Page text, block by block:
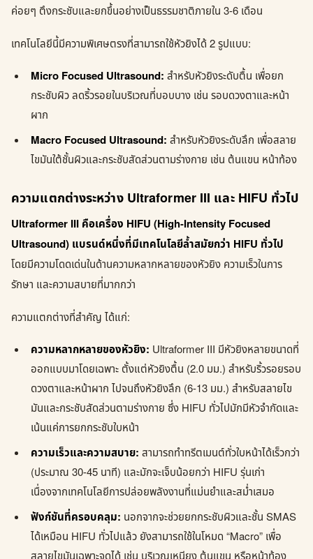
ค่อยๆ ตึงกระชับและยกขึ้นอย่างเป็นธรรมชาติภายใน 3-6 เดือน
เทคโนโลยีนี้มีความพิเศษตรงที่สามารถใช้หัวยิงได้ 2 รูปแบบ:
Micro Focused Ultrasound: สำหรับหัวยิงระดับตื้น เพื่อยก
กระชับผิว ลดริ้วรอยในบริเวณที่บอบบาง เช่น รอบดวงตาและหน้า
ผาก
Macro Focused Ultrasound: สำหรับหัวยิงระดับลึก เพื่อสลาย
ไขมันใต้ชั้นผิวและกระชับสัดส่วนตามร่างกาย เช่น ต้นแขน หน้าท้อง
ความแตกต่างระหว่าง Ultraformer III และ HIFU ทั่วไป
Ultraformer III คือเครื่อง HIFU (High-Intensity Focused
Ultrasound) แบรนด์หนึ่งที่มีเทคโนโลยีล้ำสมัยกว่า HIFU ทั่วไป
โดยมีความโดดเด่นในด้านความหลากหลายของหัวยิง ความเร็วในการ
รักษา และความสบายที่มากกว่า
ความแตกต่างที่สำคัญ ได้แก่:
ความหลากหลายของหัวยิง: Ultraformer III มีหัวยิงหลายขนาดที่
ออกแบบมาโดยเฉพาะ ตั้งแต่หัวยิงตื้น (2.0 มม.) สำหรับริ้วรอยรอบ
ดวงตาและหน้าผาก ไปจนถึงหัวยิงลึก (6-13 มม.) สำหรับสลายไข
มันและกระชับสัดส่วนตามร่างกาย ซึ่ง HIFU ทั่วไปมักมีหัวจำกัดและ
เน้นแค่การยกกระชับใบหน้า
ความเร็วและความสบาย: สามารถทำทรีตเมนต์ทั่วใบหน้าได้เร็วกว่า
(ประมาณ 30-45 นาที) และมักจะเจ็บน้อยกว่า HIFU รุ่นเก่า
เนื่องจากเทคโนโลยีการปล่อยพลังงานที่แม่นยำและสม่ำเสมอ
ฟังก์ชันที่ครอบคลุม: นอกจากจะช่วยยกกระชับผิวและชั้น SMAS
ได้เหมือน HIFU ทั่วไปแล้ว ยังสามารถใช้ในโหมด “Macro” เพื่อ